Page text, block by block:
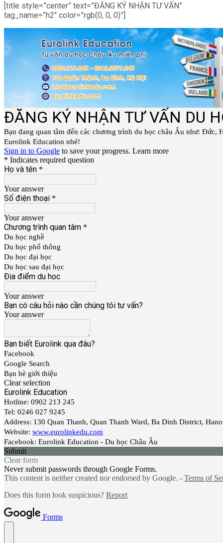
[title style=”center” text=”ĐĂNG KÝ NHẬN TƯ VẤN”
tag_name=”h2″ color=”rgb(0, 0, 0)”]